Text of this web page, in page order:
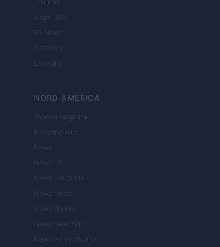
Think.es
Viajar 365
ES Newz
Pet Story
Encocina
NORD AMERICA
Womanmagazine
Investing Plus
Newz
Newz US
Newz California
Newz Texas
Newz Florida
Newz New York
Newz Pennsylvania